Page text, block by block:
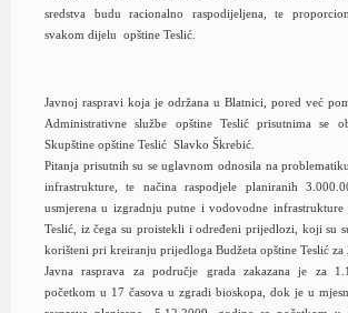
sredstva budu racionalno raspodijeljena, te
svakom dijelu opštine Teslić.
Javnoj raspravi koja je održana u Blatnici, pored već
Administrativne službe opštine Teslić prisutnima se
Skupštine opštine Teslić Slavko Škrebić.
Pitanja prisutnih su se uglavnom odnosila na
infrastrukture, te načina raspodjele planiranih
usmjerena u izgradnju putne i vodovodne infrastrukture
Teslić, iz čega su proistekli i određeni prijedlozi, koji su
korišteni pri kreiranju prijedloga Budžeta opštine Teslić za
Javna rasprava za područje grada zakazana je za
početkom u 17 časova u zgradi bioskopa, dok je u